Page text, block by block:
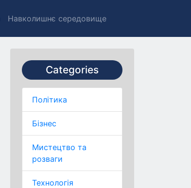
Навколишнє середовище
Categories
Політика
Бізнес
Мистецтво та
розваги
Технологія